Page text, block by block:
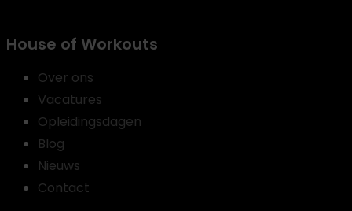
House of Workouts
Over ons
Vacatures
Opleidingsdagen
Blog
Nieuws
Contact